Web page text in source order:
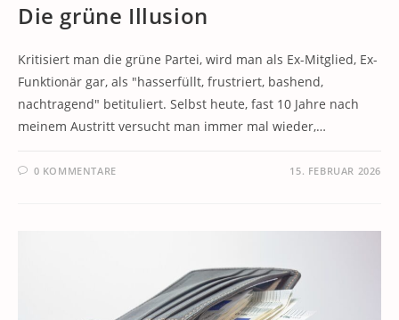
Die grüne Illusion
Kritisiert man die grüne Partei, wird man als Ex-Mitglied, Ex-
Funktionär gar, als "hasserfüllt, frustriert, bashend,
nachtragend" betituliert. Selbst heute, fast 10 Jahre nach
meinem Austritt versucht man immer mal wieder,…
0 KOMMENTARE 15. FEBRUAR 2026